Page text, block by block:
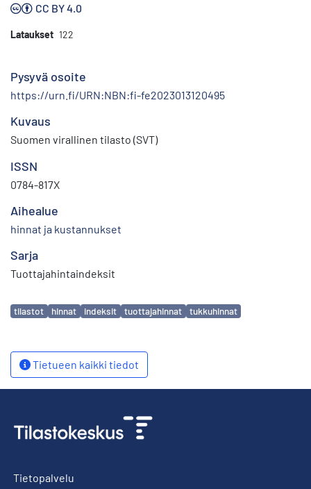
CC BY 4.0
Lataukset 122
Pysyvä osoite
https://urn.fi/URN:NBN:fi-fe2023013120495
Kuvaus
Suomen virallinen tilasto (SVT)
ISSN
0784-817X
Aihealue
hinnat ja kustannukset
Sarja
Tuottajahintaindeksit
Avainsanat
tilastot hinnat indeksit tuottajahinnat tukkuhinnat
Tietueen kaikki tiedot
Tietopalvelu